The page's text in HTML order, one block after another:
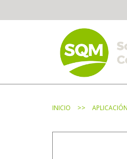
to
The worldwide
INICIO >>